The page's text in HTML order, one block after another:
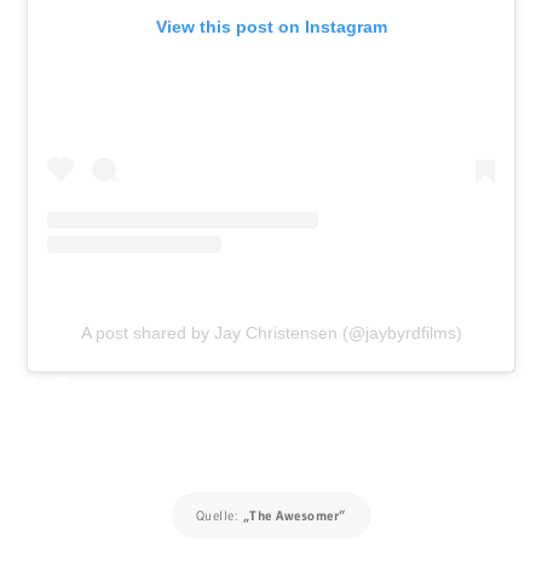
View this post on Instagram
A post shared by Jay Christensen (@jaybyrdfilms)
Quelle: „The Awesomer“